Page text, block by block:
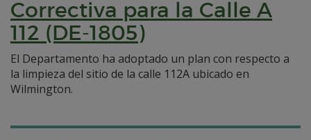
Correctiva para la Calle A
112 (DE-1805)
El Departamento ha adoptado un plan con respecto a
la limpieza del sitio de la calle 112A ubicado en
Wilmington.